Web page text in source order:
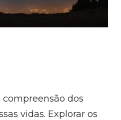
dos
vidas. Explorar os